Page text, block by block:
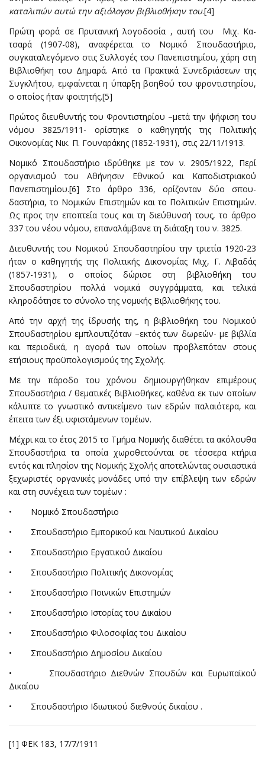
καταλιπών αυτώ την αξιό­λογον βιβλιοθήκην του.[4]
Πρώτη φορά σε Πρυτανική λογοδοσία , αυτή του Μιχ. Κα­
τσαρά (1907-08), αναφέρεται το Νομικό Σπουδαστήριο,
συγκαταλεγόμενο στις Συλλογές του Πανεπιστημίου, χάρη στη
Βιβλιοθήκη του Δημαρά. Από τα Πρακτικά Συνεδριάσεων της
Συγκλήτου, εμφαίνεται η ύπαρξη βοηθού του φροντιστηρίου,
ο οποίος ήταν φοιτητής.[5]
Πρώτος διευθυντής του Φροντιστηρίου –μετά την ψήφιση του
νόμου 3825/1911- ορίστηκε ο καθηγητής της Πολιτικής
Οικονομίας Νικ. Π. Γουναράκης (1852-1931), στις 22/11/1913.
Νομικό Σπουδαστήριο ιδρύθηκε με τον ν. 2905/1922, Περί
οργανισμού του Αθήνησιν Εθνικού και Καποδιστριακού
Πανεπιστημίου.[6] Στο άρθρο 336, ορίζονταν δύο σπου­
δαστήρια, το Νομικών Επιστημών και το Πολιτικών Επιστημών.
Ως προς την επο­πτεία τους και τη διεύθυνσή τους, το άρθρο
337 του νέου νόμου, επαναλάμβανε τη διάταξη του ν. 3825.
Διευθυντής του Νομικού Σπουδαστηρίου την τριετία 1920-23
ήταν ο καθηγητής της Πολιτικής Δικονομίας Μιχ, Γ. Λιβαδάς
(1857-1931), ο οποίος δώρισε στη βι­βλιο­­θήκη του
Σπουδαστηρίου πολλά νομικά συγγράμματα, και τελικά
κληροδότησε το σύνολο της νο­μικής Βιβλιοθήκης του.
Από την αρχή της ίδρυσής της, η βιβλιοθήκη του Νομικού
Σπουδαστηρίου εμ­πλου­τιζόταν –εκτός των δωρεών- με βιβλία
και περιοδικά, η αγορά των οποίων προ­βλεπόταν στους
ετήσιους προϋπολογισμούς της Σχολής.
Mε την πάροδο του χρόνου δημιουργήθηκαν επιμέρους
Σπουδαστήρια / θεματικές Βιβλιοθήκες, καθένα εκ των οποίων
κάλυπτε το γνωστικό αντικείμενο των εδρών παλαιότερα, και
έπειτα των έξι υφιστάμενων τομέων.
Μέχρι και το έτος 2015 το Τμήμα Νομικής διαθέτει τα ακόλουθα
Σπουδαστήρια τα οποία χωροθετούνται σε τέσσερα κτήρια
εντός και πλησίον της Νομικής Σχολής αποτελώντας ουσιαστικά
ξεχωριστές οργανικές μονάδες υπό την επίβλεψη των εδρών
και στη συνέχεια των τομέων :
• Νομικό Σπουδαστήριο
• Σπουδαστήριο Εμπορικού και Ναυτικού Δικαίου
• Σπουδαστήριο Εργατικού Δικαίου
• Σπουδαστήριο Πολιτικής Δικονομίας
• Σπουδαστήριο Ποινικών Επιστημών
• Σπουδαστήριο Ιστορίας του Δικαίου
• Σπουδαστήριο Φιλοσοφίας του Δικαίου
• Σπουδαστήριο Δημοσίου Δικαίου
• Σπουδαστήριο Διεθνών Σπουδών και Ευρωπαϊκού
Δικαίου
• Σπουδαστήριο Ιδιωτικού διεθνούς δικαίου .
[1] ΦΕΚ 183, 17/7/1911